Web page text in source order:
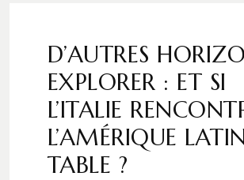
D’AUTRES
EXPLORER : ET SI
L’ITALIE
L’AMÉRIQUE
TABLE ?